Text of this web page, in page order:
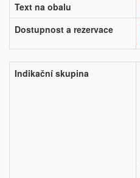
Text na obalu
Dostupnost a rezervace
Indikační skupina